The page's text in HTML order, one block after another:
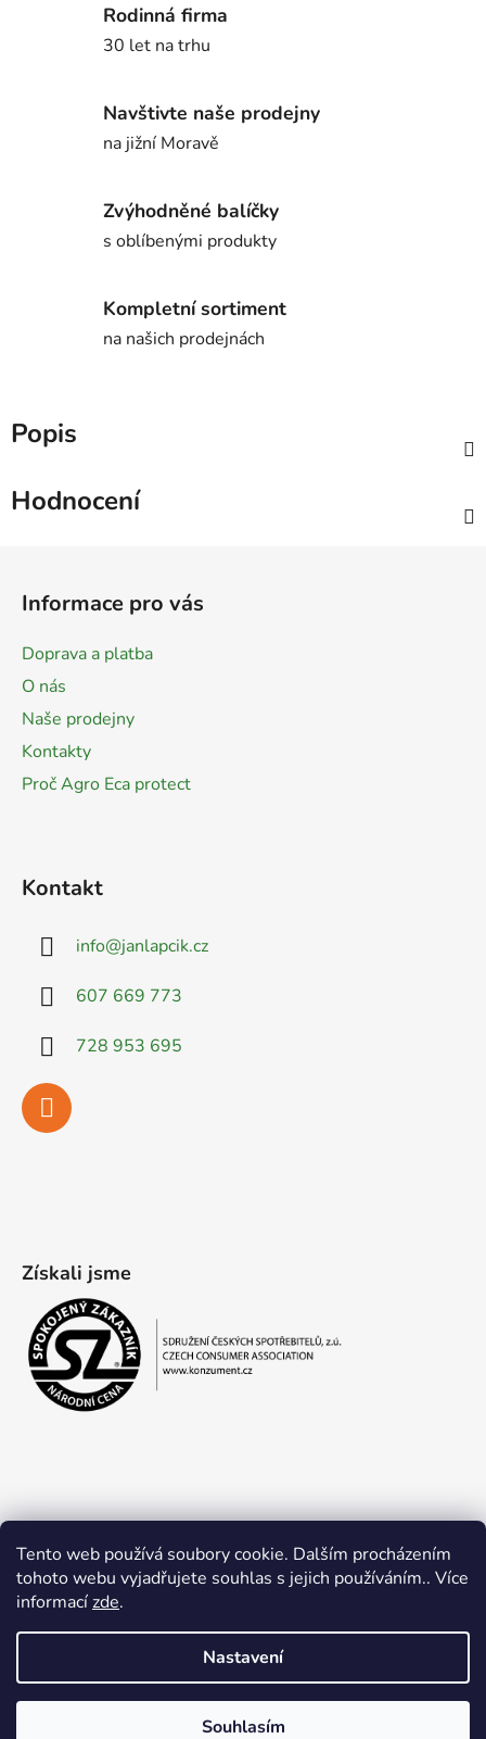
Tento web používá soubory cookie. Dalším procházením
tohoto webu vyjadřujete souhlas s jejich používáním.. Více
informacízde.
Nastavení
Souhlasím
Rodinná firma
30 let na trhu
Navštivte naše prodejny
na jižní Moravě
Zvýhodněné balíčky
s oblíbenými produkty
Kompletní sortiment
na našich prodejnách
Popis
Hodnocení
Informace pro vás
Doprava a platba
O nás
Naše prodejny
Kontakty
Proč Agro Eca protect
Kontakt
info@janlapcik.cz
607 669 773
728 953 695
Získali jsme
Obchodní podmínky Ochrana osobních údajů
Vytvořil Shoptet